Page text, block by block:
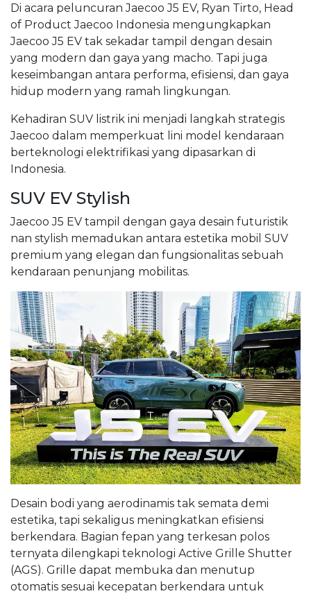
Di acara peluncuran Jaecoo J5 EV, Ryan Tirto, Head
of Product Jaecoo Indonesia mengungkapkan
Jaecoo J5 EV tak sekadar tampil dengan desain
yang modern dan gaya yang macho. Tapi juga
keseimbangan antara performa, efisiensi, dan gaya
hidup modern yang ramah lingkungan.
Kehadiran SUV listrik ini menjadi langkah strategis
Jaecoo dalam memperkuat lini model kendaraan
berteknologi elektrifikasi yang dipasarkan di
Indonesia.
SUV EV Stylish
Jaecoo J5 EV tampil dengan gaya desain futuristik
nan stylish memadukan antara estetika mobil SUV
premium yang elegan dan fungsionalitas sebuah
kendaraan penunjang mobilitas.
Desain bodi yang aerodinamis tak semata demi
estetika, tapi sekaligus meningkatkan efisiensi
berkendara. Bagian fepan yang terkesan polos
ternyata dilengkapi teknologi Active Grille Shutter
(AGS). Grille dapat membuka dan menutup
otomatis sesuai kecepatan berkendara untuk